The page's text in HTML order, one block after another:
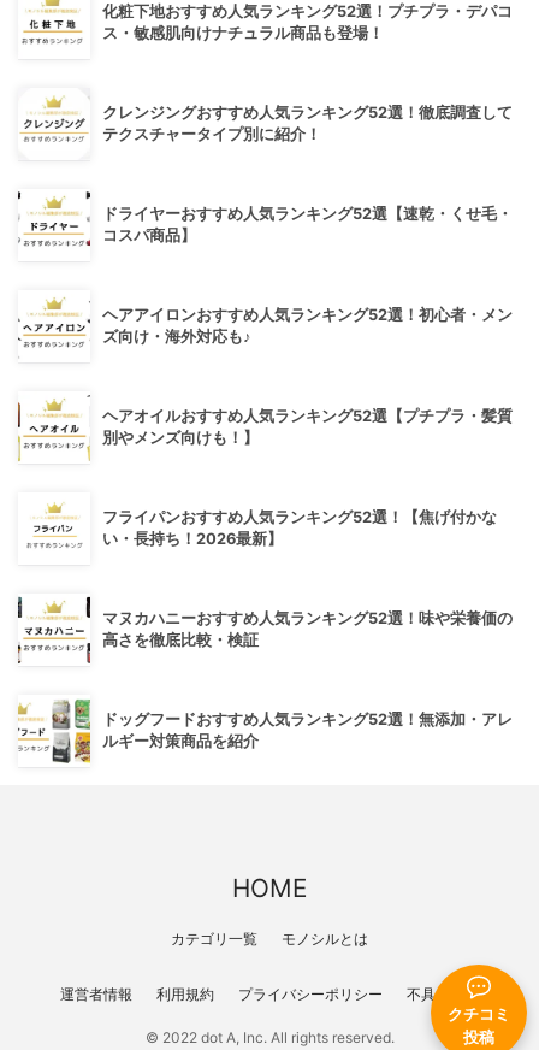
クチコミ
投稿
化粧下地おすすめ人気ランキング52選！プチプラ・デパコ
ス・敏感肌向けナチュラル商品も登場！
クレンジングおすすめ人気ランキング52選！徹底調査して
テクスチャータイプ別に紹介！
ドライヤーおすすめ人気ランキング52選【速乾・くせ毛・
コスパ商品】
ヘアアイロンおすすめ人気ランキング52選！初心者・メン
ズ向け・海外対応も♪
ヘアオイルおすすめ人気ランキング52選【プチプラ・髪質
別やメンズ向けも！】
フライパンおすすめ人気ランキング52選！【焦げ付かな
い・長持ち！2026最新】
マヌカハニーおすすめ人気ランキング52選！味や栄養価の
高さを徹底比較・検証
ドッグフードおすすめ人気ランキング52選！無添加・アレ
ルギー対策商品を紹介
HOME
カテゴリ一覧 モノシルとは
運営者情報 利用規約 プライバシーポリシー 不具合報告
© 2022 dot A, Inc. All rights reserved.